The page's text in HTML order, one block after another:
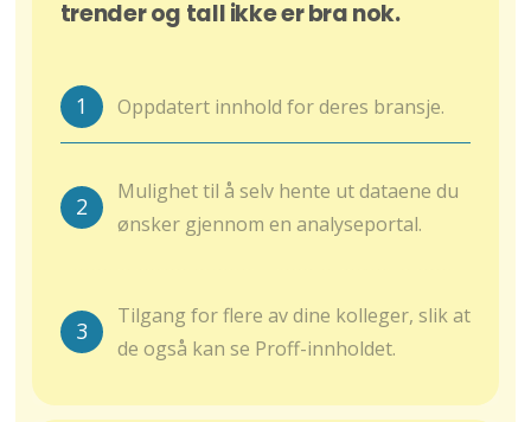
trender og tall ikke er bra nok.
1 Oppdatert innhold for deres bransje.
2
Mulighet til å selv hente ut dataene du
ønsker gjennom en analyseportal.
3
Tilgang for flere av dine kolleger, slik at
de også kan se Proff-innholdet.